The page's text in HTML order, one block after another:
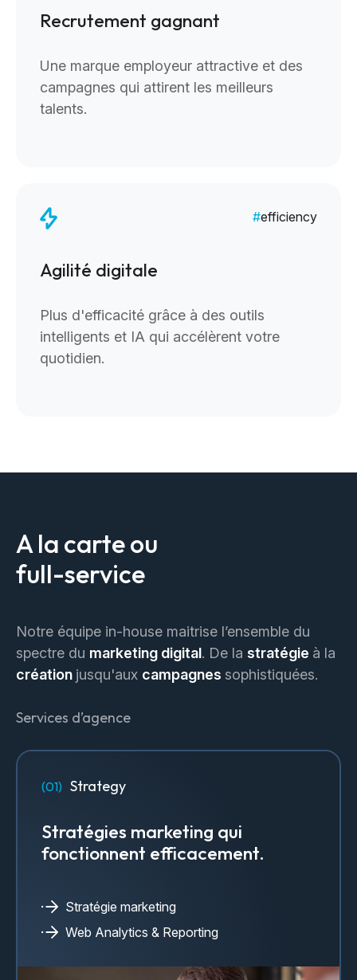
Recrutement gagnant
Une marque employeur attractive et des
campagnes qui attirent les meilleurs
talents.
efficiency
Agilité digitale
Plus d'efficacité grâce à des outils
intelligents et IA qui accélèrent votre
quotidien.
A la carte ou
full-service
Services d’agence
Notre équipe in-house maitrise l’ensemble du
spectre du marketing digital. De la stratégie à la
création jusqu'aux campagnes sophistiquées.
Strategy
Stratégies marketing qui
fonctionnent efficacement.
Stratégie marketing
Web Analytics & Reporting